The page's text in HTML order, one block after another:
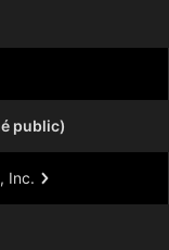
public)
Inc.